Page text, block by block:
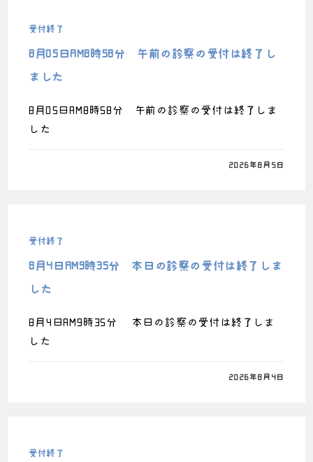
受付終了
8月05日AM8時58分 午前の診察の受付は終了し
ました
8月05日AM8時58分 午前の診察の受付は終了しま
した
2026年8月5日
受付終了
8月4日AM9時35分 本日の診察の受付は終了しま
した
8月4日AM9時35分 本日の診察の受付は終了しま
した
2026年8月4日
受付終了